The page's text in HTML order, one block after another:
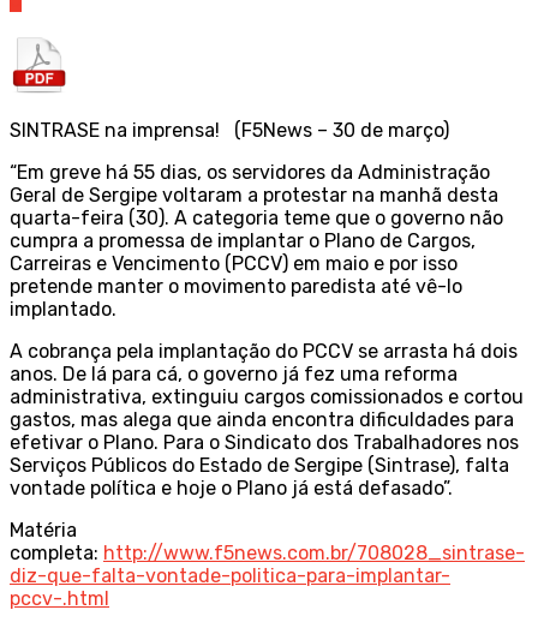
SINTRASE na imprensa! (F5News – 30 de março)
“Em greve há 55 dias, os servidores da Administração
Geral de Sergipe voltaram a protestar na manhã desta
quarta-feira (30). A categoria teme que o governo não
cumpra a promessa de implantar o Plano de Cargos,
Carreiras e Vencimento (PCCV) em maio e por isso
pretende manter o movimento paredista até vê-lo
implantado.
A cobrança pela implantação do PCCV se arrasta há dois
anos. De lá para cá, o governo já fez uma reforma
administrativa, extinguiu cargos comissionados e cortou
gastos, mas alega que ainda encontra dificuldades para
efetivar o Plano. Para o Sindicato dos Trabalhadores nos
Serviços Públicos do Estado de Sergipe (Sintrase), falta
vontade política e hoje o Plano já está defasado”.
Matéria
completa: http://www.f5news.com.br/708028_sintrase-
diz-que-falta-vontade-politica-para-implantar-
pccv-.html